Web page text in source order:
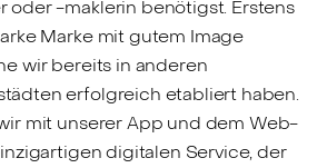
oder -maklerin benötigst. Erstens
Marke mit gutem Image
wir bereits in anderen
erfolgreich etabliert haben.
mit unserer App und dem Web-
digitalen Service, der